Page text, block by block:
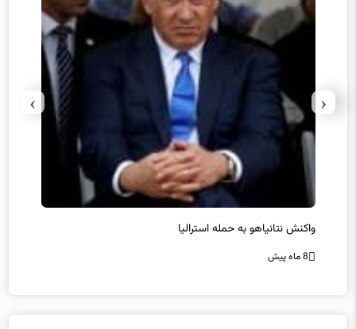
واکنش نتانیاهو به حمله استرالیا
8 ماه پیش
‹
›